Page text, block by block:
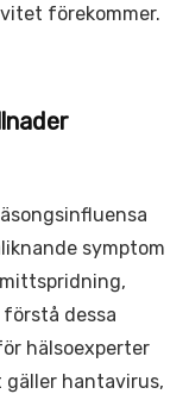
förekommer.
symptom
dessa
hälsoexperter
hantavirus,